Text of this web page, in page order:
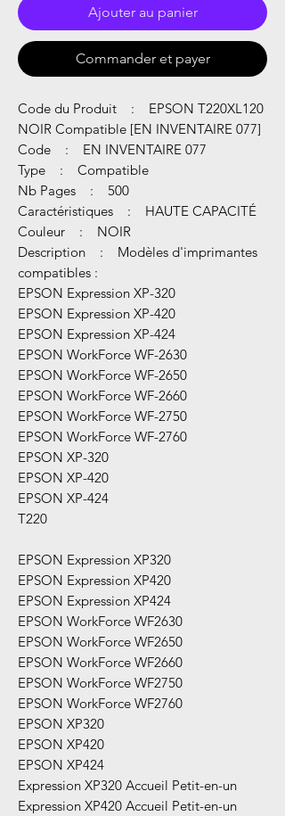
Ajouter au panier
Commander et payer
Code du Produit : EPSON T220XL120
NOIR Compatible [EN INVENTAIRE 077]
Code : EN INVENTAIRE 077
Type : Compatible
Nb Pages : 500
Caractéristiques : HAUTE CAPACITÉ
Couleur : NOIR
Description : Modèles d'imprimantes
compatibles :
EPSON Expression XP-320
EPSON Expression XP-420
EPSON Expression XP-424
EPSON WorkForce WF-2630
EPSON WorkForce WF-2650
EPSON WorkForce WF-2660
EPSON WorkForce WF-2750
EPSON WorkForce WF-2760
EPSON XP-320
EPSON XP-420
EPSON XP-424
T220
EPSON Expression XP320
EPSON Expression XP420
EPSON Expression XP424
EPSON WorkForce WF2630
EPSON WorkForce WF2650
EPSON WorkForce WF2660
EPSON WorkForce WF2750
EPSON WorkForce WF2760
EPSON XP320
EPSON XP420
EPSON XP424
Expression XP320 Accueil Petit-en-un
Expression XP420 Accueil Petit-en-un